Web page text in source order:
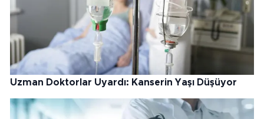
Uzman Doktorlar Uyardı: Kanserin Yaşı Düşüyor